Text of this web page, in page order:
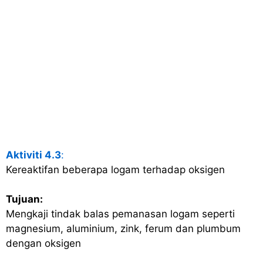
Aktiviti 4.3:
Kereaktifan beberapa logam terhadap oksigen
Tujuan:
Mengkaji tindak balas pemanasan logam seperti
magnesium, aluminium, zink, ferum dan plumbum
dengan oksigen